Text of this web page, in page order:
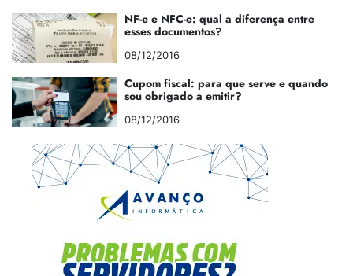
NF-e e NFC-e: qual a diferença entre
esses documentos?
08/12/2016
Cupom fiscal: para que serve e quando
sou obrigado a emitir?
08/12/2016